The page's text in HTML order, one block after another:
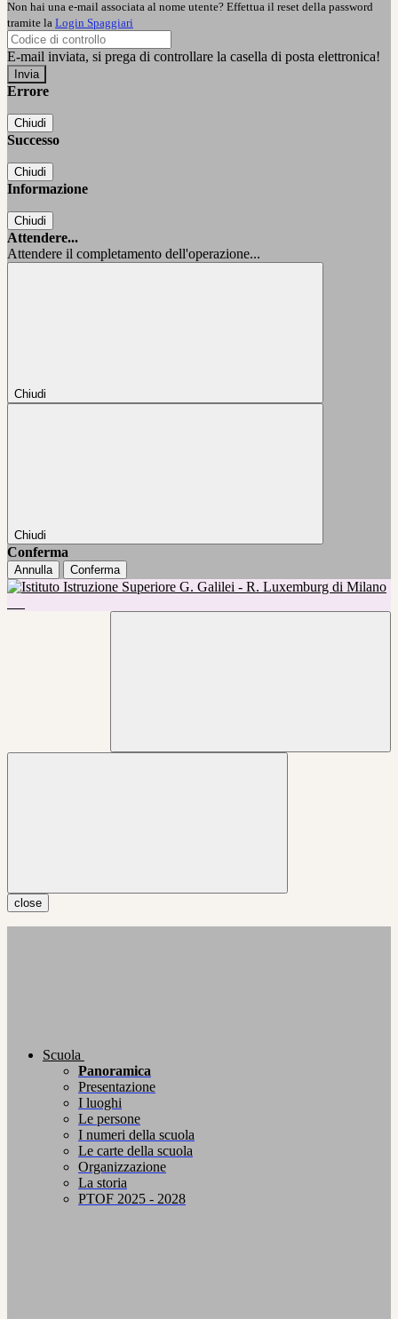
Non hai una e-mail associata al nome utente? Effettua il reset della password
tramite la Login Spaggiari
E-mail inviata, si prega di controllare la casella di posta elettronica!
Errore
Chiudi
Successo
Chiudi
Informazione
Chiudi
Attendere...
Attendere il completamento dell'operazione...
Chiudi
Chiudi
Conferma
Annulla Conferma
close
Scuola
Panoramica
Presentazione
I luoghi
Le persone
I numeri della scuola
Le carte della scuola
Organizzazione
La storia
PTOF 2025 - 2028